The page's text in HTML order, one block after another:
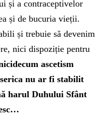
și a contraceptivelor
și de bucuria vieții.
și trebuie să devenim
nici dispoziție pentru
ascetism
nu ar fi stabilit
harul Duhului Sfânt